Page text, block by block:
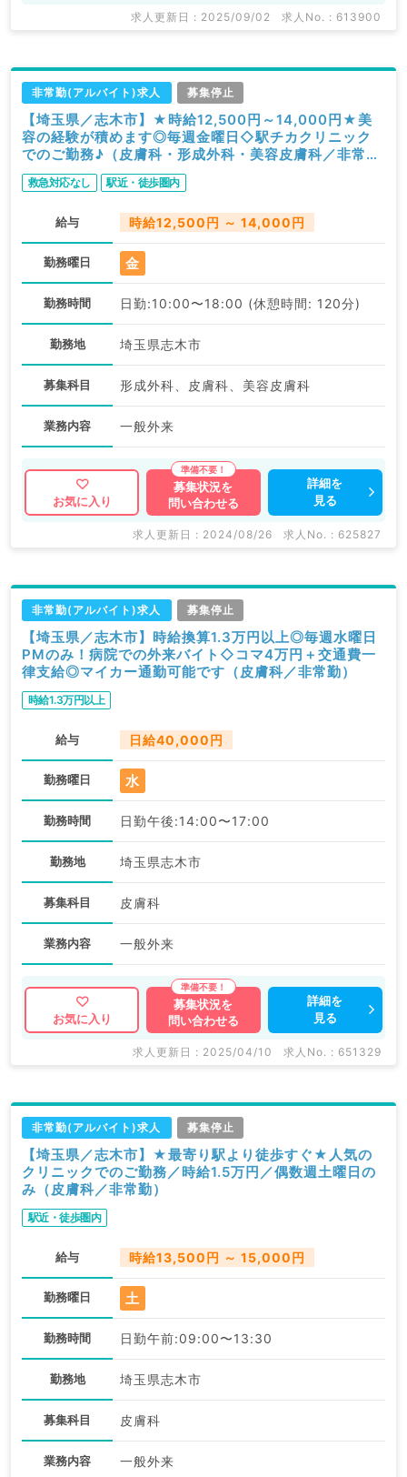
求人更新日 : 2025/09/02 求人No. : 613900
非常勤(アルバイト)求人 募集停止
【埼玉県／志木市】★時給12,500円～14,000円★美
容の経験が積めます◎毎週金曜日◇駅チカクリニック
でのご勤務♪（皮膚科・形成外科・美容皮膚科／非常
勤）
救急対応なし 駅近・徒歩圏内
給与 時給12,500円 ～ 14,000円
勤務曜日 金
勤務時間 日勤:10:00〜18:00 (休憩時間: 120分)
勤務地 埼玉県志木市
募集科目 形成外科、皮膚科、美容皮膚科
業務内容 一般外来
お気に入り
募集状況を
問い合わせる
詳細を
見る
求人更新日 : 2024/08/26 求人No. : 625827
非常勤(アルバイト)求人 募集停止
【埼玉県／志木市】時給換算1.3万円以上◎毎週水曜日
PMのみ！病院での外来バイト◇コマ4万円＋交通費一
律支給◎マイカー通勤可能です（皮膚科／非常勤）
時給1.3万円以上
給与 日給40,000円
勤務曜日 水
勤務時間 日勤午後:14:00〜17:00
勤務地 埼玉県志木市
募集科目 皮膚科
業務内容 一般外来
お気に入り
募集状況を
問い合わせる
詳細を
見る
求人更新日 : 2025/04/10 求人No. : 651329
非常勤(アルバイト)求人 募集停止
【埼玉県／志木市】★最寄り駅より徒歩すぐ★人気の
クリニックでのご勤務／時給1.5万円／偶数週土曜日の
み（皮膚科／非常勤）
駅近・徒歩圏内
給与 時給13,500円 ～ 15,000円
勤務曜日 土
勤務時間 日勤午前:09:00〜13:30
勤務地 埼玉県志木市
募集科目 皮膚科
業務内容 一般外来